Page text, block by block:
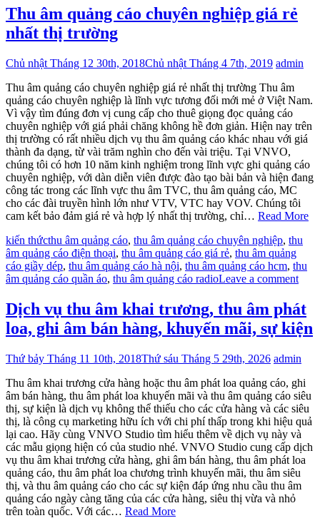
Thu âm quảng cáo chuyên nghiệp giá rẻ
nhất thị trường
Chủ nhật Tháng 12 30th, 2018Chủ nhật Tháng 4 7th, 2019 admin
Thu âm quảng cáo chuyên nghiệp giá rẻ nhất thị trường Thu âm
quảng cáo chuyên nghiệp là lĩnh vực tương đối mới mẻ ở Việt Nam.
Vì vậy tìm đúng đơn vị cung cấp cho thuê giọng đọc quảng cáo
chuyên nghiệp với giá phải chăng không hề đơn giản. Hiện nay trên
thị trường có rất nhiều dịch vụ thu âm quảng cáo khác nhau với giá
thành đa dạng, từ vài trăm nghìn cho đến vài triệu. Tại VNVO,
chúng tôi có hơn 10 năm kinh nghiệm trong lĩnh vực ghi quảng cáo
chuyên nghiệp, với dàn diễn viên được đào tạo bài bản và hiện đang
công tác trong các lĩnh vực thu âm TVC, thu âm quảng cáo, MC
cho các đài truyền hình lớn như VTV, VTC hay VOV. Chúng tôi
cam kết bảo đảm giá rẻ và hợp lý nhất thị trường, chỉ… Read More
kiến thứcthu âm quảng cáo, thu âm quảng cáo chuyên nghiệp, thu
âm quảng cáo điện thoại, thu âm quảng cáo giá rẻ, thu âm quảng
cáo giầy dép, thu âm quảng cáo hà nội, thu âm quảng cáo hcm, thu
âm quảng cáo quần áo, thu âm quảng cáo radioLeave a comment
Dịch vụ thu âm khai trương, thu âm phát
loa, ghi âm bán hàng, khuyến mãi, sự kiện
Thứ bảy Tháng 11 10th, 2018Thứ sáu Tháng 5 29th, 2026 admin
Thu âm khai trương cửa hàng hoặc thu âm phát loa quảng cáo, ghi
âm bán hàng, thu âm phát loa khuyến mãi và thu âm quảng cáo siêu
thị, sự kiện là dịch vụ không thể thiếu cho các cửa hàng và các siêu
thị, là công cụ marketing hữu ích với chi phí thấp trong khi hiệu quả
lại cao. Hãy cùng VNVO Studio tìm hiểu thêm về dịch vụ này và
các mẫu giọng hiện có của studio nhé. VNVO Studio cung cấp dịch
vụ thu âm khai trương cửa hàng, ghi âm bán hàng, thu âm phát loa
quảng cáo, thu âm phát loa chương trình khuyến mãi, thu âm siêu
thị, và thu âm quảng cáo cho các sự kiện đáp ứng nhu cầu thu âm
quảng cáo ngày càng tăng của các cửa hàng, siêu thị vừa và nhỏ
trên toàn quốc. Với các… Read More